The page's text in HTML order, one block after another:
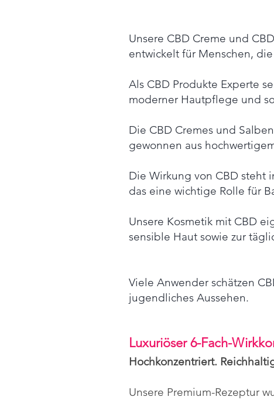
Unsere CBD Creme und
entwickelt für Menschen,
Als CBD Produkte Experte
moderner Hautpflege und
Die CBD Cremes und
gewonnen aus
Die Wirkung von CBD steht
das eine wichtige Rolle für
Unsere Kosmetik mit CBD
sensible Haut sowie zur
Viele Anwender schätzen
jugendliches Aussehen.
Luxuriöser 6-Fach-
Hochkonzentriert.
Unsere Premium-Rezeptur